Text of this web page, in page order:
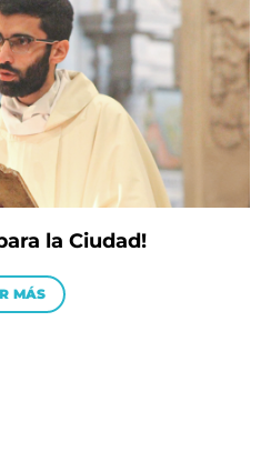
la Ciudad!
MÁS